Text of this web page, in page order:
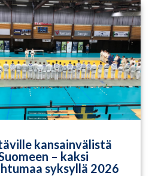
kansainvälistä
– kaksi
syksyllä 2026